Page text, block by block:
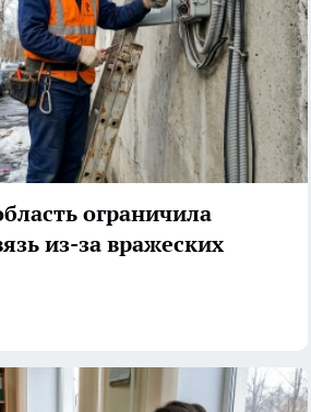
ограничила
из-за вражеских